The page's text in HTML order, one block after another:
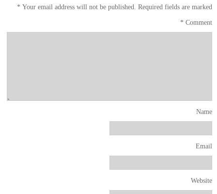
Your email address will not be published. Required fields are marked
*
Comment
*
Name
Email
Website